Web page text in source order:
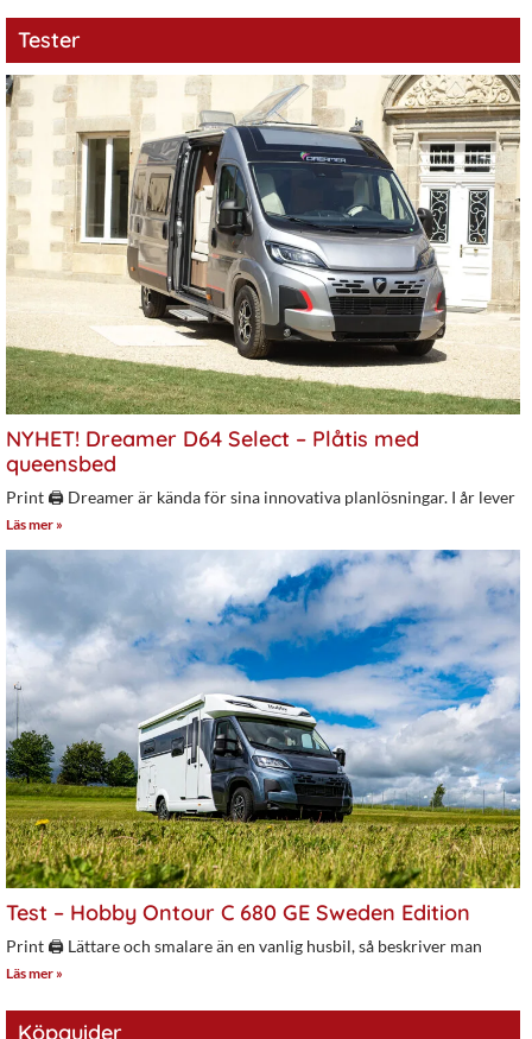
Tester
NYHET! Dreamer D64 Select – Plåtis med
queensbed
Print 🖨 Dreamer är kända för sina innovativa planlösningar. I år lever
Läs mer »
Test – Hobby Ontour C 680 GE Sweden Edition
Print 🖨 Lättare och smalare än en vanlig husbil, så beskriver man
Läs mer »
Köpguider